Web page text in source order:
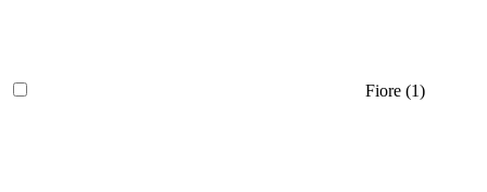
Fiore (1)